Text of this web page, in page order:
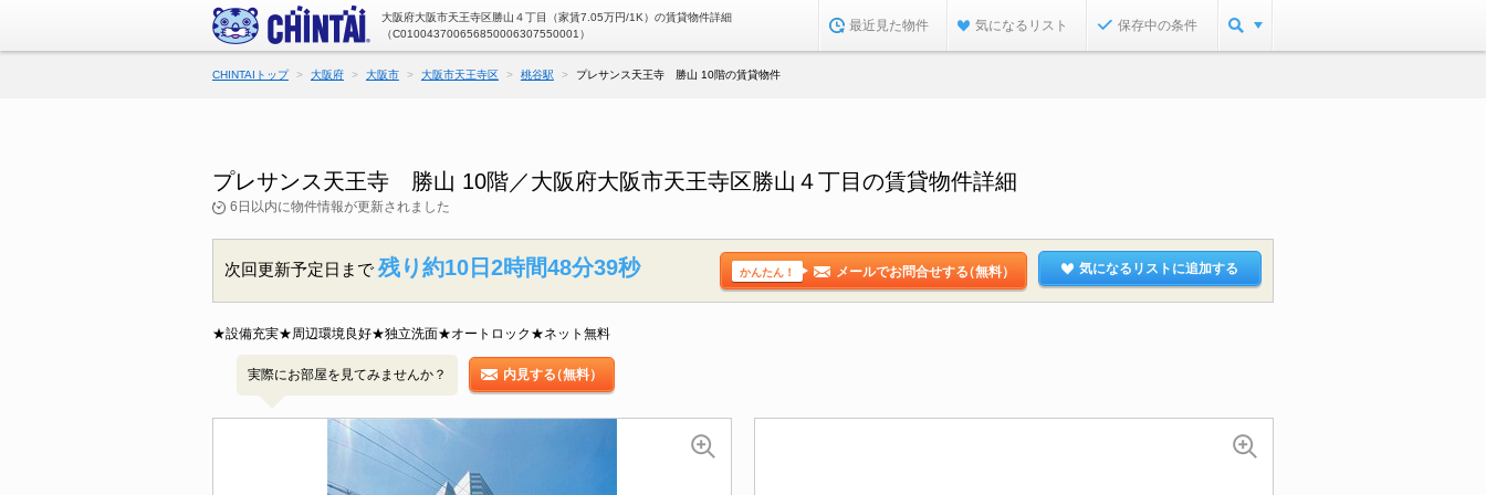
大阪府大阪市天王寺区勝山４丁目（家賃7.05万円/1K）の賃貸物件詳細
（C010043700656850006307550001）
最近見た物件 気になるリスト 保存中の条件
CHINTAIトップ 大阪府 大阪市 大阪市天王寺区 桃谷駅 プレサンス天王寺 勝山 10階の賃貸物件
プレサンス天王寺 勝山 10階／大阪府大阪市天王寺区勝山４丁目の賃貸物件詳細
6日以内に物件情報が更新されました
次回更新予定日まで 残り約10日2時間48分38秒 かんたん！ メールでお問合せする（無料） 気になるリストに追加する
★設備充実★周辺環境良好★独立洗面★オートロック★ネット無料
実際にお部屋を見てみませんか？ 内見する（無料）